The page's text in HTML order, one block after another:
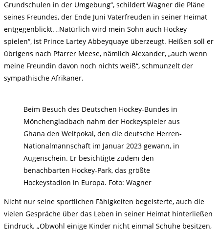
Grundschulen in der Umgebung“, schildert Wagner die Pläne
seines Freundes, der Ende Juni Vaterfreuden in seiner Heimat
entgegenblickt. „Natürlich wird mein Sohn auch Hockey
spielen“, ist Prince Lartey Abbeyquaye überzeugt. Heißen soll er
übrigens nach Pfarrer Meese, nämlich Alexander, „auch wenn
meine Freundin davon noch nichts weiß“, schmunzelt der
sympathische Afrikaner.
Beim Besuch des Deutschen Hockey-Bundes in
Mönchengladbach nahm der Hockeyspieler aus
Ghana den Weltpokal, den die deutsche Herren-
Nationalmannschaft im Januar 2023 gewann, in
Augenschein. Er besichtigte zudem den
benachbarten Hockey-Park, das größte
Hockeystadion in Europa. Foto: Wagner
Nicht nur seine sportlichen Fähigkeiten begeisterte, auch die
vielen Gespräche über das Leben in seiner Heimat hinterließen
Eindruck. „Obwohl einige Kinder nicht einmal Schuhe besitzen,